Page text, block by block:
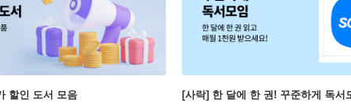
할인 도서 모음 [사락] 한 달에 한 권! 꾸준하게 독서